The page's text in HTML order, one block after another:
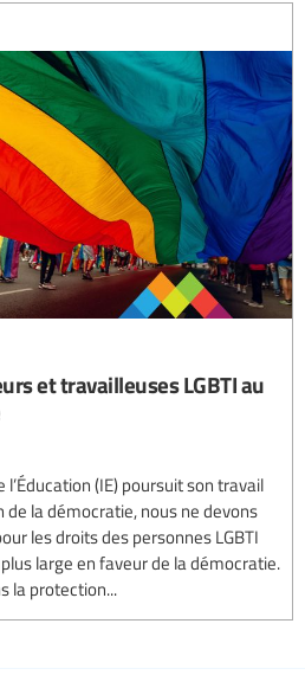
et travailleuses LGBTI au
(IE) poursuit son travail
la démocratie, nous ne devons
les droits des personnes LGBTI
large en faveur de la démocratie.
la protection...